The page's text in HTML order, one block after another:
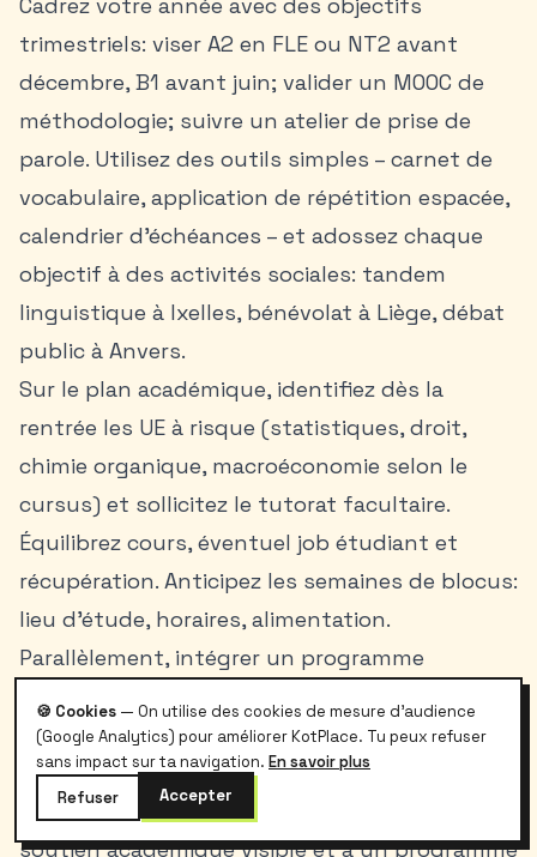
trimestriels: viser A2 en FLE ou NT2 avant
décembre, B1 avant juin; valider un MOOC de
méthodologie; suivre un atelier de prise de
parole. Utilisez des outils simples – carnet de
vocabulaire, application de répétition espacée,
calendrier d’échéances – et adossez chaque
objectif à des activités sociales: tandem
linguistique à Ixelles, bénévolat à Liège, débat
public à Anvers.
Sur le plan académique, identifiez dès la
rentrée les UE à risque (statistiques, droit,
chimie organique, macroéconomie selon le
cursus) et sollicitez le tutorat facultaire.
Équilibrez cours, éventuel job étudiant et
récupération. Anticipez les semaines de blocus:
lieu d’étude, horaires, alimentation.
Parallèlement, intégrer un programme
Integratie, CRI – consolide votre ancrage local
et votre réseau.
Cette approche par objectifs, combinée à un
soutien académique visible et à un programme
🍪 Cookies — On utilise des cookies de mesure d'audience
(Google Analytics) pour améliorer KotPlace. Tu peux refuser
sans impact sur ta navigation. En savoir plus
Refuser
Accepter